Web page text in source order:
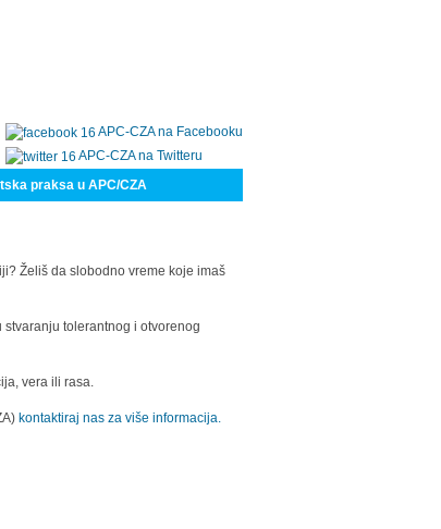
APC-CZA na Facebooku
APC-CZA na Twitteru
praksa u APC/CZA
Želiš da slobodno vreme koje imaš
tolerantnog i otvorenog
vera ili rasa.
kontaktiraj nas za više informacija.